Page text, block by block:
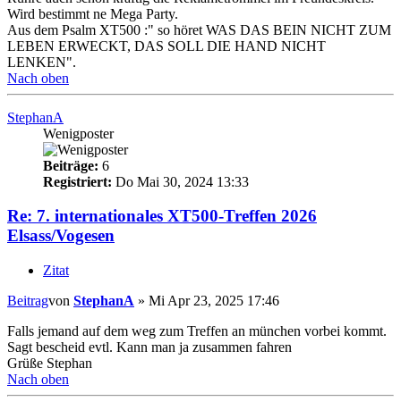
Wird bestimmt ne Mega Party.
Aus dem Psalm XT500 :" so höret WAS DAS BEIN NICHT ZUM
LEBEN ERWECKT, DAS SOLL DIE HAND NICHT
LENKEN".
Nach oben
StephanA
Wenigposter
Beiträge: 6
Registriert: Do Mai 30, 2024 13:33
Re: 7. internationales XT500-Treffen 2026
Elsass/Vogesen
Zitat
Beitragvon StephanA » Mi Apr 23, 2025 17:46
Falls jemand auf dem weg zum Treffen an münchen vorbei kommt.
Sagt bescheid evtl. Kann man ja zusammen fahren
Grüße Stephan
Nach oben